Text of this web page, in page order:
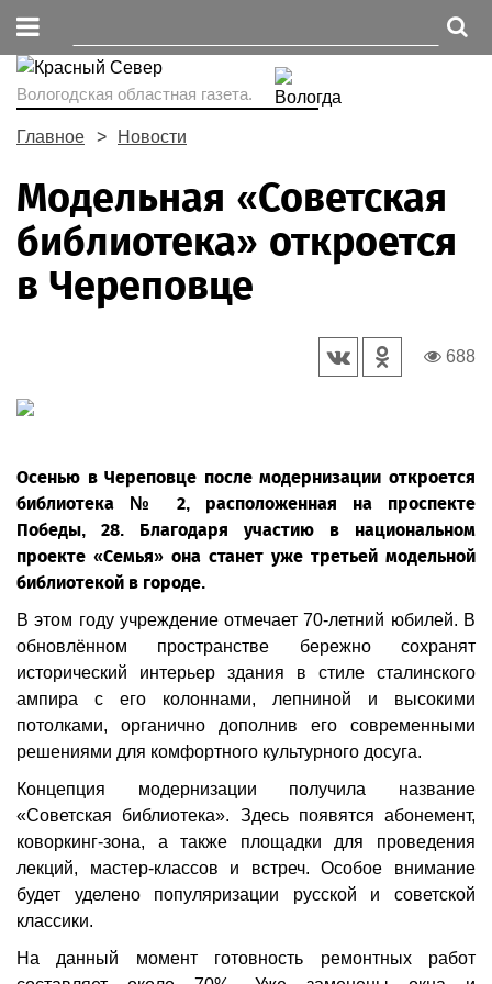
Вологодская областная газета.
Главное Новости
Модельная «Советская
библиотека» откроется
в Череповце
688
Осенью в Череповце после модернизации откроется
библиотека № 2, расположенная на проспекте
Победы, 28. Благодаря участию в национальном
проекте «Семья» она станет уже третьей модельной
библиотекой в городе.
В этом году учреждение отмечает 70-летний юбилей. В
обновлённом пространстве бережно сохранят
исторический интерьер здания в стиле сталинского
ампира с его колоннами, лепниной и высокими
потолками, органично дополнив его современными
решениями для комфортного культурного досуга.
Концепция модернизации получила название
«Советская библиотека». Здесь появятся абонемент,
коворкинг-зона, а также площадки для проведения
лекций, мастер-классов и встреч. Особое внимание
будет уделено популяризации русской и советской
классики.
На данный момент готовность ремонтных работ